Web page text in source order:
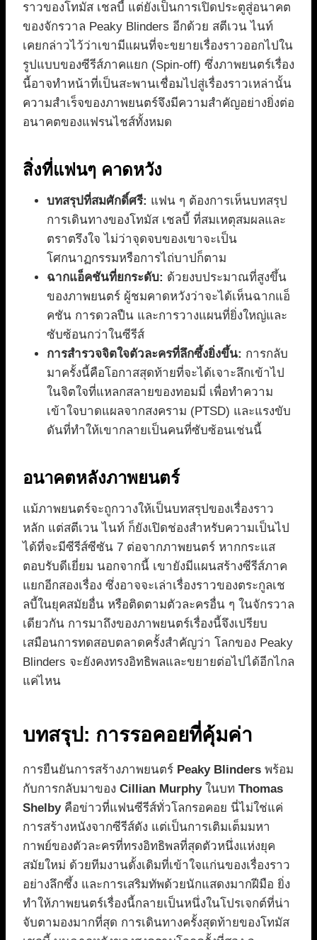
ราวของโทมัส เชลบี้ แต่ยังเป็นการเปิดประตูสู่อนาคต
ของจักรวาล Peaky Blinders อีกด้วย สตีเวน ไนท์
เคยกล่าวไว้ว่าเขามีแผนที่จะขยายเรื่องราวออกไปใน
รูปแบบของซีรีส์ภาคแยก (Spin-off) ซึ่งภาพยนตร์เรื่อง
นี้อาจทำหน้าที่เป็นสะพานเชื่อมไปสู่เรื่องราวเหล่านั้น
ความสำเร็จของภาพยนตร์จึงมีความสำคัญอย่างยิ่งต่อ
อนาคตของแฟรนไชส์ทั้งหมด
สิ่งที่แฟนๆ คาดหวัง
บทสรุปที่สมศักดิ์ศรี: แฟน ๆ ต้องการเห็นบทสรุป
การเดินทางของโทมัส เชลบี้ ที่สมเหตุสมผลและ
ตราตรึงใจ ไม่ว่าจุดจบของเขาจะเป็น
โศกนาฏกรรมหรือการไถ่บาปก็ตาม
ฉากแอ็คชันที่ยกระดับ: ด้วยงบประมาณที่สูงขึ้น
ของภาพยนตร์ ผู้ชมคาดหวังว่าจะได้เห็นฉากแอ็
คชัน การดวลปืน และการวางแผนที่ยิ่งใหญ่และ
ซับซ้อนกว่าในซีรีส์
การสำรวจจิตใจตัวละครที่ลึกซึ้งยิ่งขึ้น: การกลับ
มาครั้งนี้คือโอกาสสุดท้ายที่จะได้เจาะลึกเข้าไป
ในจิตใจที่แหลกสลายของทอมมี่ เพื่อทำความ
เข้าใจบาดแผลจากสงคราม (PTSD) และแรงขับ
ดันที่ทำให้เขากลายเป็นคนที่ซับซ้อนเช่นนี้
อนาคตหลังภาพยนตร์
แม้ภาพยนตร์จะถูกวางให้เป็นบทสรุปของเรื่องราว
หลัก แต่สตีเวน ไนท์ ก็ยังเปิดช่องสำหรับความเป็นไป
ได้ที่จะมีซีรีส์ซีซัน 7 ต่อจากภาพยนตร์ หากกระแส
ตอบรับดีเยี่ยม นอกจากนี้ เขายังมีแผนสร้างซีรีส์ภาค
แยกอีกสองเรื่อง ซึ่งอาจจะเล่าเรื่องราวของตระกูลเช
ลบี้ในยุคสมัยอื่น หรือติดตามตัวละครอื่น ๆ ในจักรวาล
เดียวกัน การมาถึงของภาพยนตร์เรื่องนี้จึงเปรียบ
เสมือนการทดสอบตลาดครั้งสำคัญว่า โลกของ Peaky
Blinders จะยังคงทรงอิทธิพลและขยายต่อไปได้อีกไกล
แค่ไหน
บทสรุป: การรอคอยที่คุ้มค่า
การยืนยันการสร้างภาพยนตร์ Peaky Blinders พร้อม
กับการกลับมาของ Cillian Murphyในบท Thomas
Shelbyคือข่าวที่แฟนซีรีส์ทั่วโลกรอคอย นี่ไม่ใช่แค่
การสร้างหนังจากซีรีส์ดัง แต่เป็นการเติมเต็มมหา
กาพย์ของตัวละครที่ทรงอิทธิพลที่สุดตัวหนึ่งแห่งยุค
สมัยใหม่ ด้วยทีมงานดั้งเดิมที่เข้าใจแก่นของเรื่องราว
อย่างลึกซึ้ง และการเสริมทัพด้วยนักแสดงมากฝีมือ ยิ่ง
ทำให้ภาพยนตร์เรื่องนี้กลายเป็นหนึ่งในโปรเจกต์ที่น่า
จับตามองมากที่สุด การเดินทางครั้งสุดท้ายของโทมัส